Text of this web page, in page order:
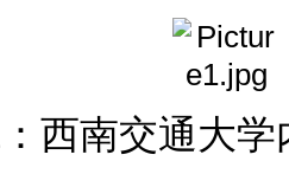
：西南交通大